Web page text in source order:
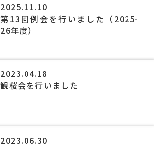
2025.11.10
第13回例会を行いました（2025-
26年度）
2023.04.18
観桜会を行いました
2023.06.30